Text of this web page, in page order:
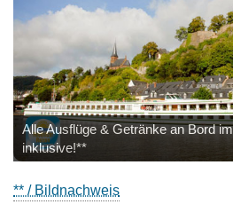
Alle Ausflüge & Getränke an Bord
inklusive!**
** / Bildnachweis